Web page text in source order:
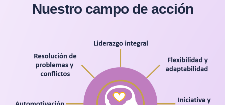
Nuestro campo de acción